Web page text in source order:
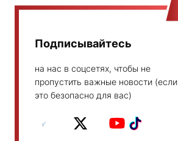
Подписывайтесь
на нас в соцсетях, чтобы не
пропустить важные новости (если
это безопасно для вас)